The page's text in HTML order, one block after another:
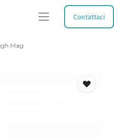
Contattaci
Mag